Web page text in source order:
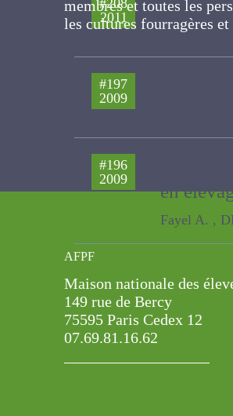
2011
Lepart J. ,
#197
2009
#196
2009
Fayel A. ,
personnes concernées
fourragères et les prairies.
AFPF
Maison nationale des
149 rue de Bercy
75595 Paris Cedex 12
07.69.81.16.62